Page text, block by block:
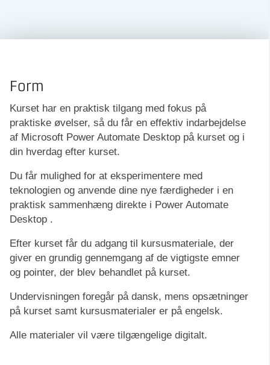
Form
Kurset har en praktisk tilgang med fokus på
praktiske øvelser, så du får en effektiv indarbejdelse
af Microsoft Power Automate Desktop på kurset og i
din hverdag efter kurset.
Du får mulighed for at eksperimentere med
teknologien og anvende dine nye færdigheder i en
praktisk sammenhæng direkte i Power Automate
Desktop .
Efter kurset får du adgang til kursusmateriale, der
giver en grundig gennemgang af de vigtigste emner
og pointer, der blev behandlet på kurset.
Undervisningen foregår på dansk, mens opsætninger
på kurset samt kursusmaterialer er på engelsk.
Alle materialer vil være tilgængelige digitalt.